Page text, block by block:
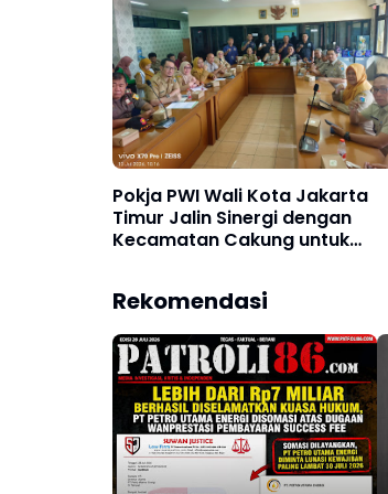
Surabaya
Pokja PWI Wali Kota Jakarta
Timur Jalin Sinergi dengan
Kecamatan Cakung untuk
Rekomendasi